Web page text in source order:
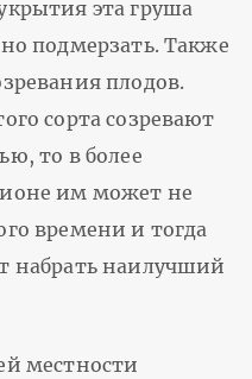
эта груша
подмерзать. Также
плодов.
сорта созревают
то в более
им может не
времени и тогда
набрать наилучший
местности